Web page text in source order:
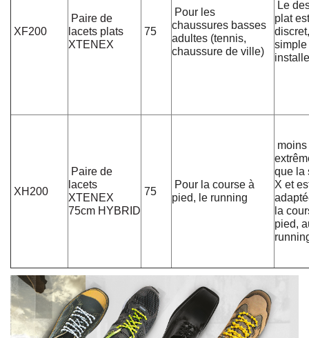
XF200
Paire de
lacets plats
XTENEX
75
Pour les
chaussures basses
adultes (tennis,
chaussure de ville)
Le
plat
simple
XH200
Paire de
lacets
XTENEX
75cm HYBRID
75
Pour la course à
pied, le running
moins
que la
X et
la
pied,